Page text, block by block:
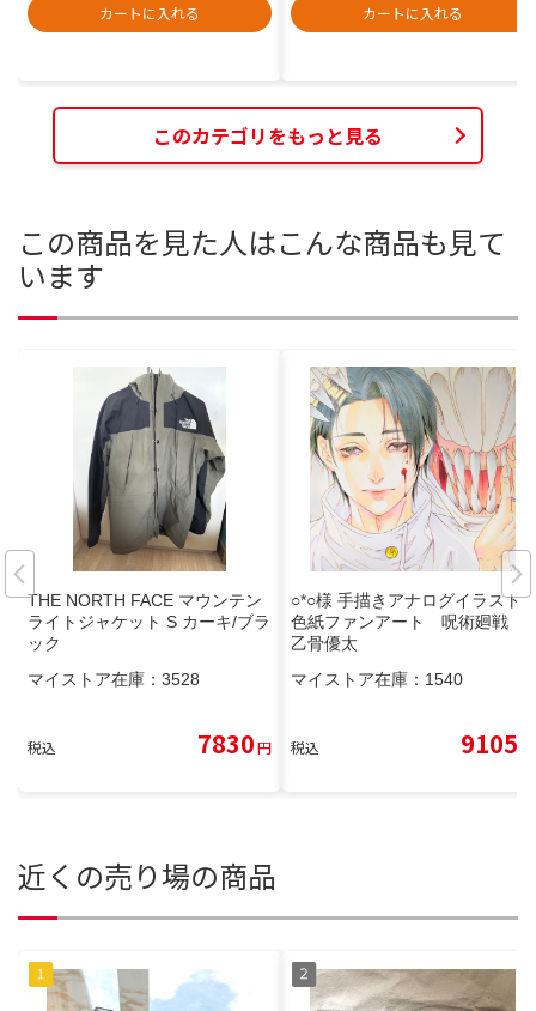
カートに入れる
カートに入れる
このカテゴリをもっと見る
この商品を見た人はこんな商品も見て
います
THE NORTH FACE マウンテン
ライトジャケット S カーキ/ブラ
ック
マイストア在庫： 3528
税込 7830円
○*○様 手描きアナログイラスト
色紙ファンアート 呪術廻戦
乙骨優太
マイストア在庫： 1540
税込 9105
近くの売り場の商品